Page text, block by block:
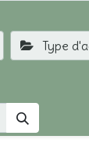
Type